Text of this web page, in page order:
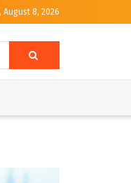
August 8, 2026